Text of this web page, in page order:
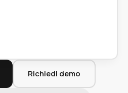
Richiedi demo